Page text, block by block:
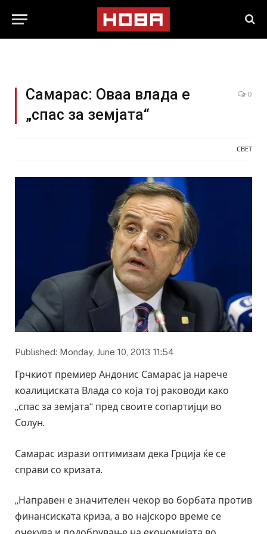
Самарас: Оваа влада е
„спас за земјата“
0
СВЕТ
Published: Monday, June 10, 2013 11:54
Грчкиот премиер Андонис Самарас ја нарече
коалициската Влада со која тој раководи како
„спас за земјата“ пред своите сопартијци во
Солун.
Самарас изрази оптимизам дека Грција ќе се
справи со кризата.
„Направен е значителен чекор во борбата против
финансиската криза, а во најскоро време се